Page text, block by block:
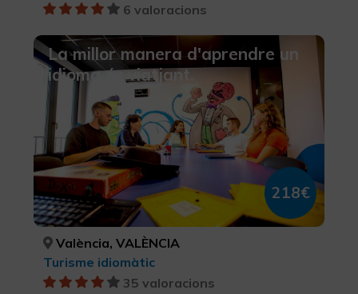
6 valoracions
La millor manera d'aprendre un
idioma és viatjant.
218€
València, VALÈNCIA
Turisme idiomàtic
35 valoracions